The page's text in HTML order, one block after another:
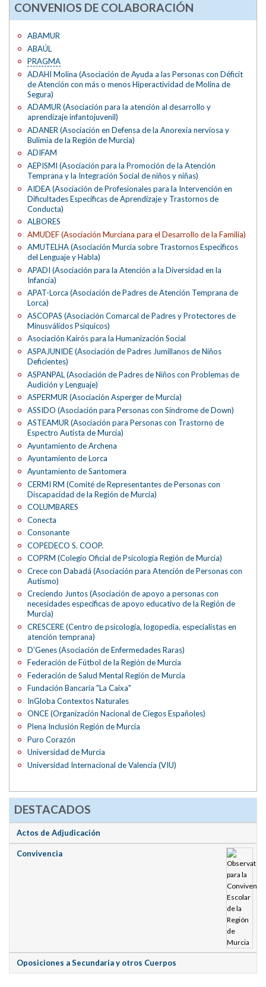
CONVENIOS DE COLABORACIÓN
ABAMUR
ABAÚL
PRAGMA
ADAHI Molina (Asociación de Ayuda a las Personas con Déficit
de Atención con más o menos Hiperactividad de Molina de
Segura)
ADAMUR (Asociación para la atención al desarrollo y
aprendizaje infantojuvenil)
ADANER (Asociación en Defensa de la Anorexia nerviosa y
Bulimia de la Región de Murcia)
ADIFAM
AEPISMI (Asociación para la Promoción de la Atención
Temprana y la Integración Social de niños y niñas)
AIDEA (Asociación de Profesionales para la Intervención en
Dificultades Específicas de Aprendizaje y Trastornos de
Conducta)
ALBORES
AMUDEF (Asociación Murciana para el Desarrollo de la Familia)
AMUTELHA (Asociación Murcia sobre Trastornos Específicos
del Lenguaje y Habla)
APADI (Asociación para la Atención a la Diversidad en la
Infancia)
APAT-Lorca (Asociación de Padres de Atención Temprana de
Lorca)
ASCOPAS (Asociación Comarcal de Padres y Protectores de
Minusválidos Psíquicos)
Asociación Kairós para la Humanización Social
ASPAJUNIDE (Asociación de Padres Jumillanos de Niños
Deficientes)
ASPANPAL (Asociación de Padres de Niños con Problemas de
Audición y Lenguaje)
ASPERMUR (Asociación Asperger de Murcia)
ASSIDO (Asociación para Personas con Síndrome de Down)
ASTEAMUR (Asociación para Personas con Trastorno de
Espectro Autista de Murcia)
Ayuntamiento de Archena
Ayuntamiento de Lorca
Ayuntamiento de Santomera
CERMI RM (Comité de Representantes de Personas con
Discapacidad de la Región de Murcia)
COLUMBARES
Conecta
Consonante
COPEDECO S. COOP.
COPRM (Colegio Oficial de Psicología Región de Murcia)
Crece con Dabadá (Asociación para Atención de Personas con
Autismo)
Creciendo Juntos (Asociación de apoyo a personas con
necesidades específicas de apoyo educativo de la Región de
Murcia)
CRESCERE (Centro de psicología, logopedia, especialistas en
atención temprana)
D'Genes (Asociación de Enfermedades Raras)
Federación de Fútbol de la Región de Murcia
Federación de Salud Mental Región de Murcia
Fundación Bancaria "La Caixa"
InGloba Contextos Naturales
ONCE (Organización Nacional de Ciegos Españoles)
Plena Inclusión Región de Murcia
Puro Corazón
Universidad de Murcia
Universidad Internacional de Valencia (VIU)
DESTACADOS
Actos de Adjudicación
Convivencia
Oposiciones a Secundaria y otros Cuerpos